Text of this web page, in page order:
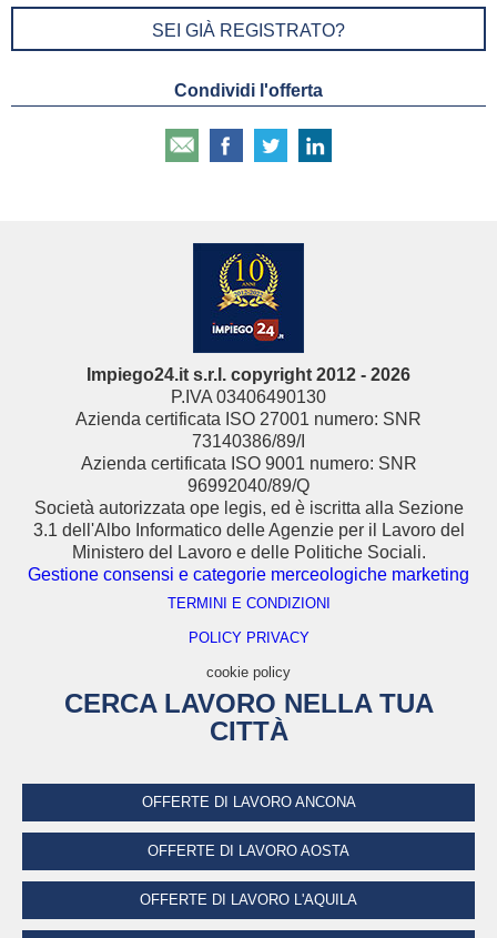
GRATUITAMENTE A TANTI ANNUNCI
SEI GIÀ REGISTRATO?
Condividi l'offerta
Impiego24.it s.r.l. copyright 2012 - 2026
P.IVA 03406490130
Azienda certificata ISO 27001 numero: SNR
73140386/89/I
Azienda certificata ISO 9001 numero: SNR
96992040/89/Q
Società autorizzata ope legis, ed è iscritta alla Sezione
3.1 dell'Albo Informatico delle Agenzie per il Lavoro del
Ministero del Lavoro e delle Politiche Sociali.
Gestione consensi e categorie merceologiche marketing
TERMINI E CONDIZIONI
POLICY PRIVACY
cookie policy
CERCA LAVORO NELLA TUA
CITTÀ
OFFERTE DI LAVORO ANCONA
OFFERTE DI LAVORO AOSTA
OFFERTE DI LAVORO L'AQUILA